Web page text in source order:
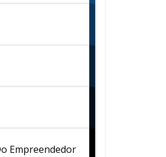
Empreendedor